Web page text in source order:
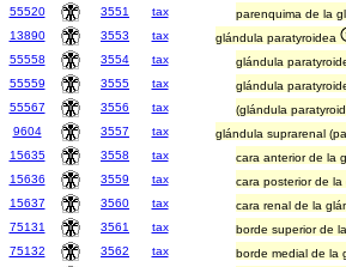
55520
3551 tax parenquima de la
13890
3553 tax glándula paratyroidea
55558
3554 tax glándula
55559
3555 tax glándula
55567
3556 tax (glándula
9604
3557 tax glándula suprarenal
15635
3558 tax cara anterior de la
15636
3559 tax cara posterior de
15637
3560 tax cara renal de la
75131
3561 tax borde superior de
75132
3562 tax borde medial de la